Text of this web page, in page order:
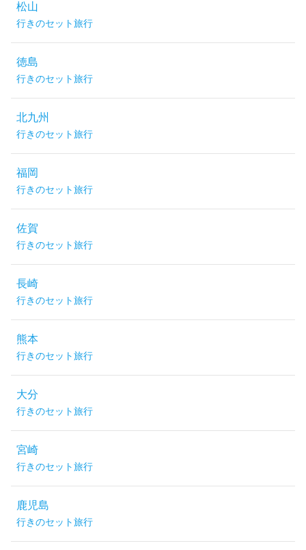
松山
行きのセット旅行
徳島
行きのセット旅行
北九州
行きのセット旅行
福岡
行きのセット旅行
佐賀
行きのセット旅行
長崎
行きのセット旅行
熊本
行きのセット旅行
大分
行きのセット旅行
宮崎
行きのセット旅行
鹿児島
行きのセット旅行